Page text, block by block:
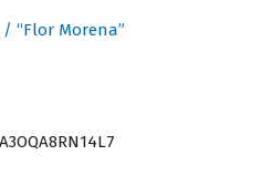
“Flor Morena”